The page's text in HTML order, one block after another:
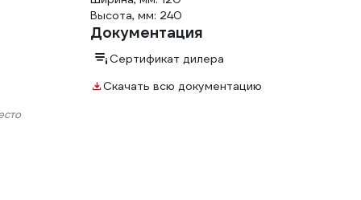
Высота, мм: 240
Документация
Сертификат дилера
Скачать всю документацию